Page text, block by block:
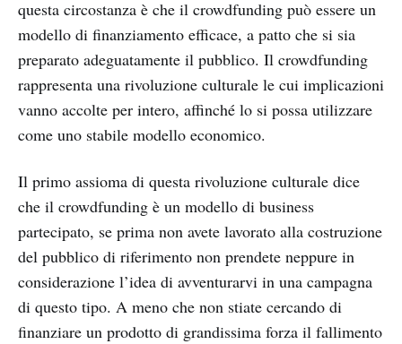
questa circostanza è che il crowdfunding può essere un
modello di finanziamento efficace, a patto che si sia
preparato adeguatamente il pubblico. Il crowdfunding
rappresenta una rivoluzione culturale le cui implicazioni
vanno accolte per intero, affinché lo si possa utilizzare
come uno stabile modello economico.
Il primo assioma di questa rivoluzione culturale dice
che il crowdfunding è un modello di business
partecipato, se prima non avete lavorato alla costruzione
del pubblico di riferimento non prendete neppure in
considerazione l’idea di avventurarvi in una campagna
di questo tipo. A meno che non stiate cercando di
finanziare un prodotto di grandissima forza il fallimento